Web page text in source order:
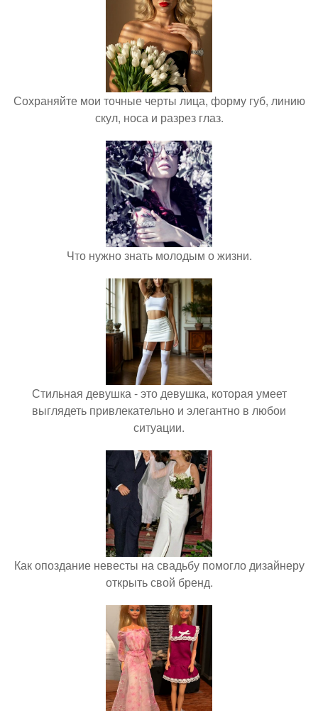
Сохраняйте мои точные черты лица, форму губ, линию
скул, носа и разрез глаз.
Что нужно знать молодым о жизни.
Стильная девушка - это девушка, которая умеет
выглядеть привлекательно и элегантно в любои
ситуации.
Как опоздание невесты на свадьбу помогло дизайнеру
открыть свой бренд.